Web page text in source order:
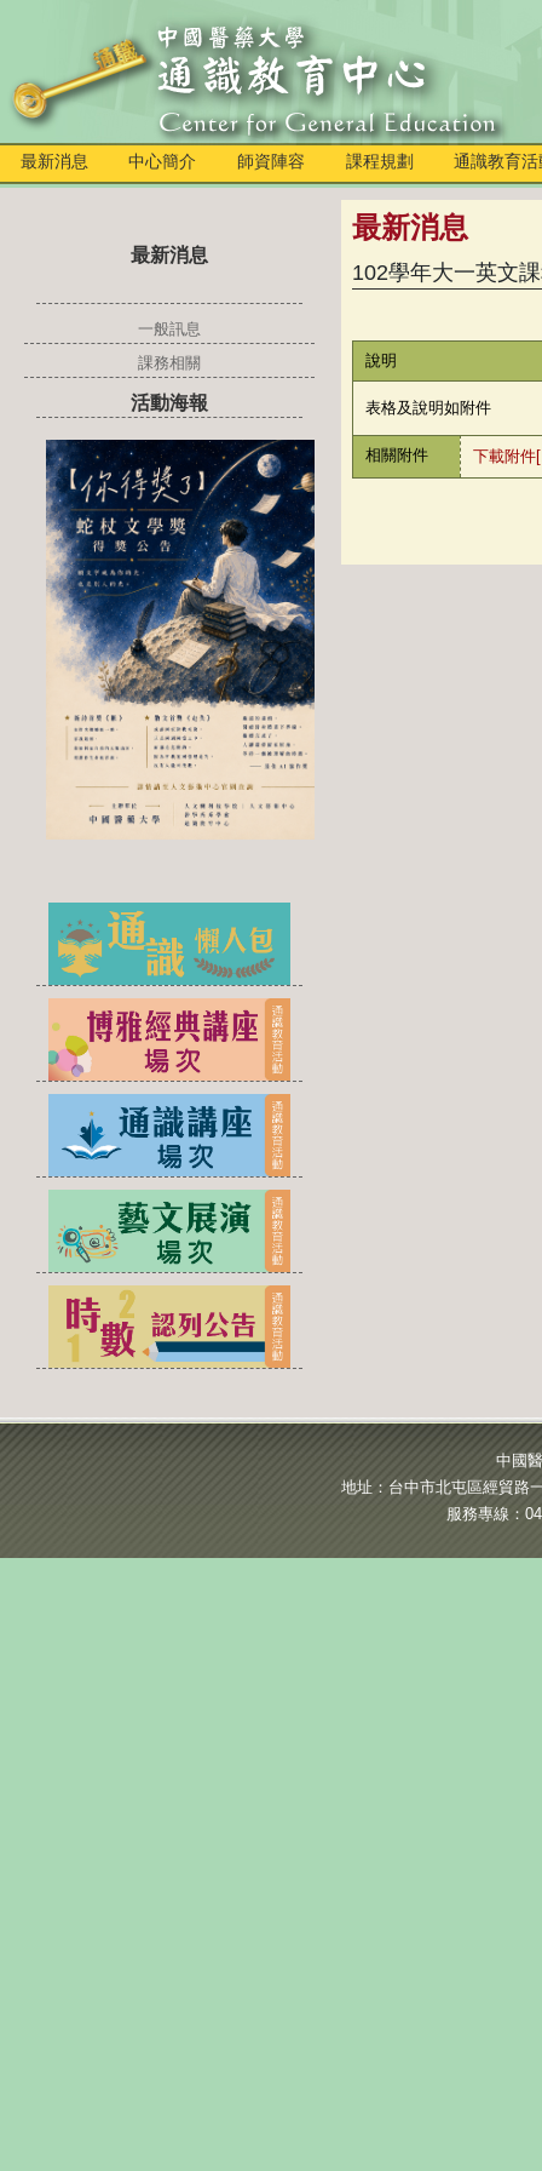
最新消息 中心簡介 師資陣容 課程規劃 通識教育活
最新消息
一般訊息
課務相關
活動海報
最新消息
102學年大一英文
說明
表格及說明如附件
相關附件 下載附件
中國
地址：台中市北屯區經貿路
服務專線：